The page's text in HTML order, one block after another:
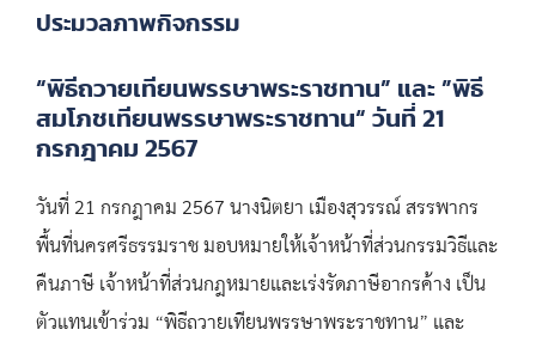
ประมวลภาพกิจกรรม
“พิธีถวายเทียนพรรษาพระราชทาน” และ ”พิธี
สมโภชเทียนพรรษาพระราชทาน“ วันที่ 21
กรกฎาคม 2567
วันที่ 21 กรกฎาคม 2567 นางนิตยา เมืองสุวรรณ์ สรรพากร
พื้นที่นครศรีธรรมราช มอบหมายให้เจ้าหน้าที่ส่วนกรรมวิธีและ
คืนภาษี เจ้าหน้าที่ส่วนกฎหมายและเร่งรัดภาษีอากรค้าง เป็น
ตัวแทนเข้าร่วม “พิธีถวายเทียนพรรษาพระราชทาน” และ